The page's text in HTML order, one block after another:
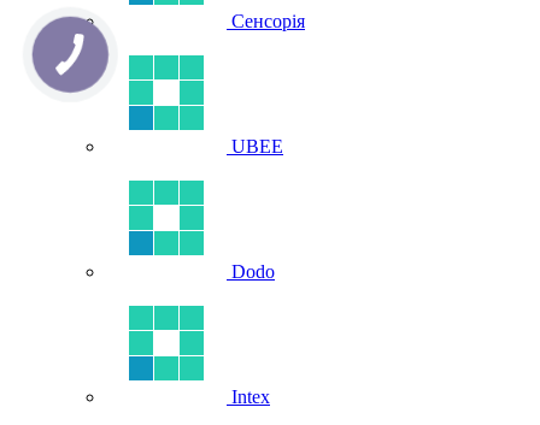
Сенсорія
UBEE
Dodo
Intex